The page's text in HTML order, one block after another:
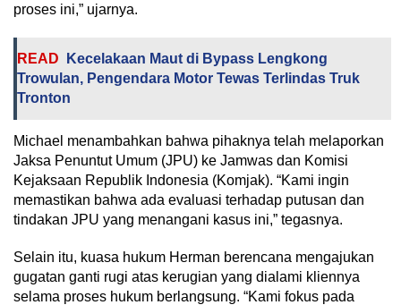
proses ini,” ujarnya.
READ
Kecelakaan Maut di Bypass Lengkong
Trowulan, Pengendara Motor Tewas Terlindas Truk
Tronton
Michael menambahkan bahwa pihaknya telah melaporkan
Jaksa Penuntut Umum (JPU) ke Jamwas dan Komisi
Kejaksaan Republik Indonesia (Komjak). “Kami ingin
memastikan bahwa ada evaluasi terhadap putusan dan
tindakan JPU yang menangani kasus ini,” tegasnya.
Selain itu, kuasa hukum Herman berencana mengajukan
gugatan ganti rugi atas kerugian yang dialami kliennya
selama proses hukum berlangsung. “Kami fokus pada